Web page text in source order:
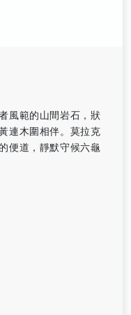
風範的山間岩石，狀
連木圍相伴。莫拉克
便道，靜默守候六龜